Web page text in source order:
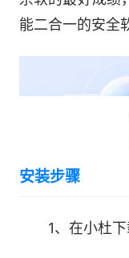
能二合一的安全
安装步骤
1、在小杜下